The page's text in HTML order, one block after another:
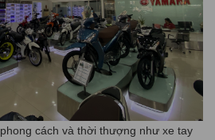
cách và thời thượng như xe tay